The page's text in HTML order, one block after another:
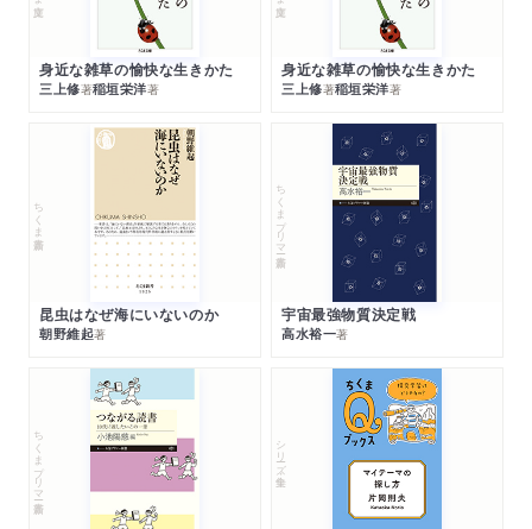
身近な雑草の愉快な生きかた
三上修著稲垣栄洋著
身近な雑草の愉快な生きかた
三上修著稲垣栄洋著
ちくま新書
昆虫はなぜ海にいないのか
朝野維起著
ちくまプリマー新書
宇宙最強物質決定戦
高水裕一著
ちくまプリマー新書 シリーズ・全集